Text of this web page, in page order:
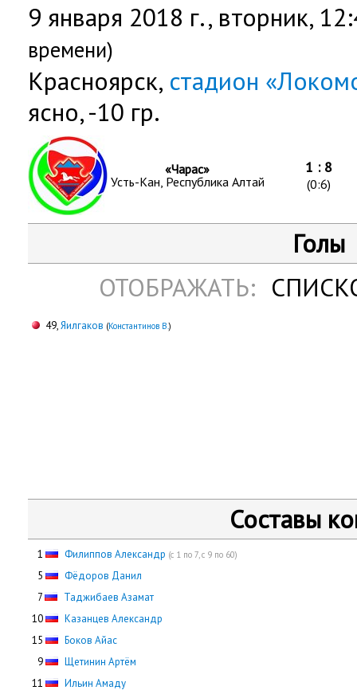
9 января 2018 г., вторник,
времени)
Красноярск, стадион
ясно, -10 гр.
«Чарас»
Усть-Кан, Республика Алтай
1 : 8
(0:6)
Голы
ОТОБРАЖАТЬ:
49,Яилгаков (Константинов В.)
Составы
1 Филиппов Александр (с 1 по 7, с 9 по 60)
5
Фёдоров Данил
7
Таджибаев Азамат
10
Казанцев Александр
15
Боков Айас
9
Щетинин Артём
11
Ильин Амаду